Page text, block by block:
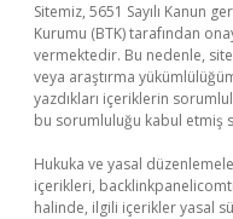
Sitemiz, 5651 Sayılı Kanun
Kurumu (BTK) tarafından
vermektedir. Bu nedenle,
veya araştırma
yazdıkları içeriklerin
bu sorumluluğu kabul etmiş
Hukuka ve yasal
içerikleri,
halinde, ilgili içerikler yasal